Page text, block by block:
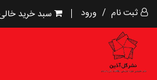
ثبت نام / ورود سبد خرید